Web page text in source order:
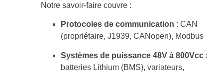
Notre savoir-faire couvre :
Protocoles de communication : CAN
(propriétaire, J1939, CANopen), Modbus
Systèmes de puissance 48V à 800Vcc :
batteries Lithium (BMS), variateurs,